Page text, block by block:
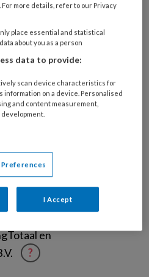
de
nieuwsbrief
het
en
?
more details, refer to our Privacy
place essential and statistical
about you as a person
data to provide:
scan device characteristics for
information on a device. Personalised
and content measurement,
Preferences
I Accept